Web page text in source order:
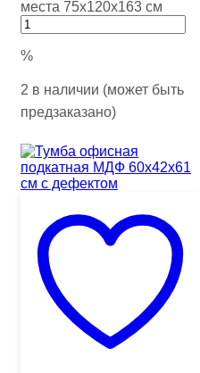
места 75х120х163 см
%
2 в наличии (может быть
предзаказано)